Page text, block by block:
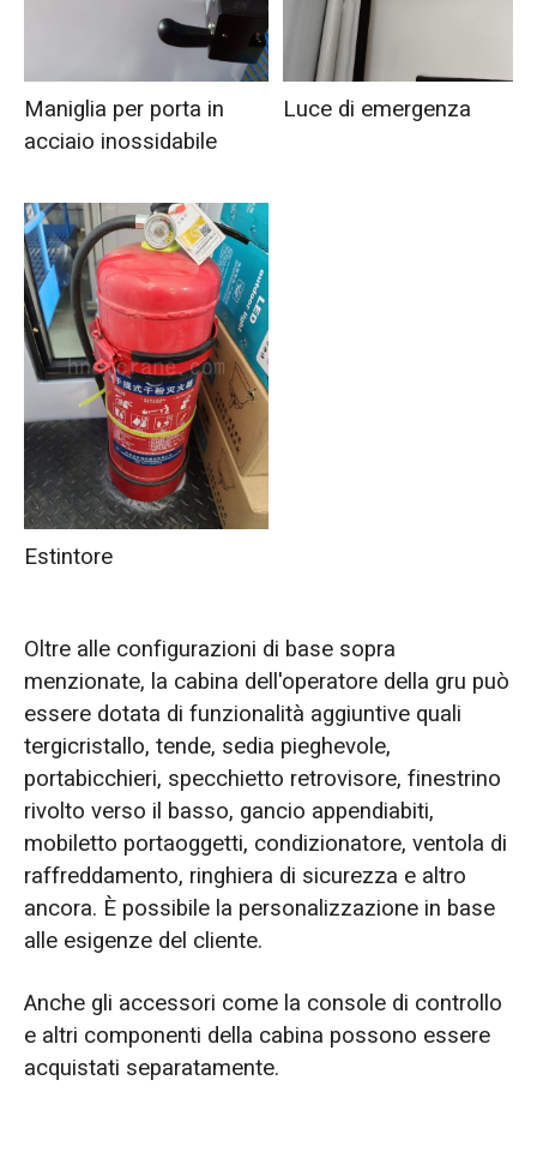
Maniglia per porta in
acciaio inossidabile
Luce di emergenza
Estintore
Oltre alle configurazioni di base sopra
menzionate, la cabina dell'operatore della gru può
essere dotata di funzionalità aggiuntive quali
tergicristallo, tende, sedia pieghevole,
portabicchieri, specchietto retrovisore, finestrino
rivolto verso il basso, gancio appendiabiti,
mobiletto portaoggetti, condizionatore, ventola di
raffreddamento, ringhiera di sicurezza e altro
ancora. È possibile la personalizzazione in base
alle esigenze del cliente.
Anche gli accessori come la console di controllo
e altri componenti della cabina possono essere
acquistati separatamente.